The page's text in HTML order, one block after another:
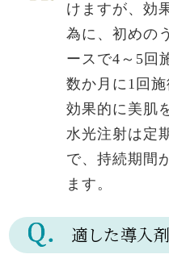
けますが、効
為に、初めの
ースで4～5回
数か月に1回
効果的に美肌
水光注射は定
で、持続期間
ます。
適した導入